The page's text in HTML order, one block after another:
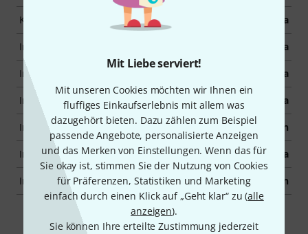
Mit Liebe serviert!
Mit unseren Cookies möchten wir Ihnen ein
fluffiges Einkaufserlebnis mit allem was
dazugehört bieten. Dazu zählen zum Beispiel
passende Angebote, personalisierte Anzeigen
und das Merken von Einstellungen. Wenn das für
Sie okay ist, stimmen Sie der Nutzung von Cookies
für Präferenzen, Statistiken und Marketing
einfach durch einen Klick auf „Geht klar“ zu (alle
anzeigen).
Sie können Ihre erteilte Zustimmung jederzeit
Kopfhöreranschluss Ja
Inkl. Koffer / Gigbag Ja
Inkl. Kabel Ja
Inkl. Plektren Ja
Inkl. Stimmgerät Nein
Inkl. Gurt Ja
Inkl. Lehrbuch Nein
Zubehör & passende Artikel